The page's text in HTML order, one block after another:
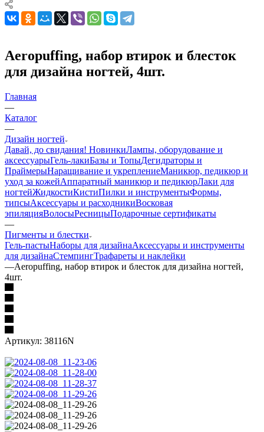
Aeropuffing, набор втирок и блесток
для дизайна ногтей, 4шт.
Главная
—
Каталог
—
Дизайн ногтей
Давай, до свидания! НовинкиЛампы, оборудование и
аксессуарыГель-лакиБазы и ТопыДегидраторы и
ПраймерыНаращивание и укреплениеМаникюр, педикюр и
уход за кожейАппаратный маникюр и педикюрЛаки для
ногтейЖидкостиКистиПилки и инструментыФормы,
типсыАксессуары и расходникиВосковая
эпиляцияВолосыРесницыПодарочные сертификаты
—
Пигменты и блестки
Гель-пастыНаборы для дизайнаАксессуары и инструменты
для дизайнаСтемпингТрафареты и наклейки
—Aeropuffing, набор втирок и блесток для дизайна ногтей,
4шт.
Артикул: 38116N